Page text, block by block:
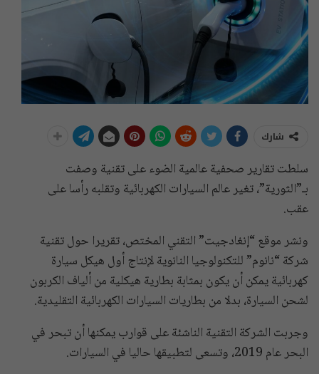
شارك
سلطت تقارير صحفية عالمية الضوء على تقنية وصفت
بـ”الثورية”، تغير عالم السيارات الكهربائية وتقلبه رأسا على
عقب.
ونشر موقع “إنغادجيت” التقني المختص، تقريرا حول تقنية
شركة “نانوم” للتكنولوجيا النانوية لإنتاج أول هيكل سيارة
كهربائية يمكن أن يكون بمثابة بطارية هيكلية من ألياف الكربون
لشحن السيارة، بدلا من بطاريات السيارات الكهربائية التقليدية.
وجربت الشركة التقنية الناشئة على قوارب يمكنها أن تبحر في
البحر عام 2019، وتسعى لتطبيقها حاليا في السيارات.